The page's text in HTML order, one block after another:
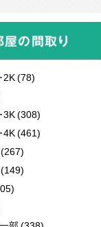
屋の間取り
2K (78)
3K (308)
4K (461)